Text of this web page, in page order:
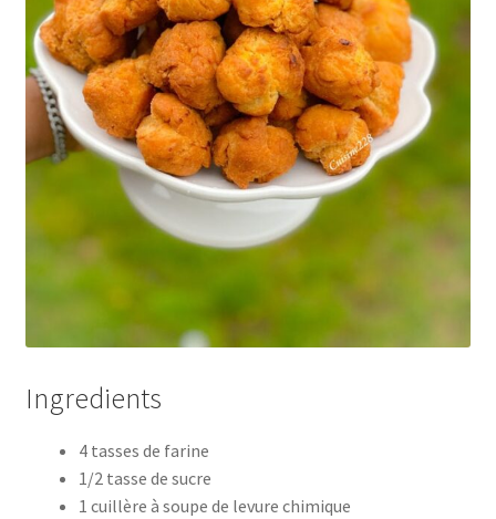
Ingredients
4 tasses de farine
1/2 tasse de sucre
1 cuillère à soupe de levure chimique